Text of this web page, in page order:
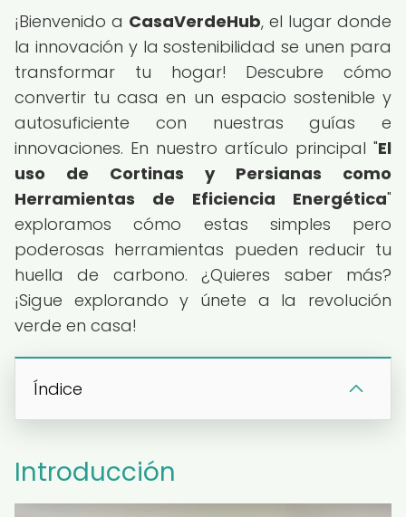
¡Bienvenido a CasaVerdeHub, el lugar donde
la innovación y la sostenibilidad se unen para
transformar tu hogar! Descubre cómo
convertir tu casa en un espacio sostenible y
autosuficiente con nuestras guías e
innovaciones. En nuestro artículo principal "El
uso de Cortinas y Persianas como
Herramientas de Eficiencia Energética"
exploramos cómo estas simples pero
poderosas herramientas pueden reducir tu
huella de carbono. ¿Quieres saber más?
¡Sigue explorando y únete a la revolución
verde en casa!
Índice
Introducción